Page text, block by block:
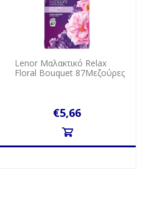
Lenor Mαλακτικό Relax
Floral Bouquet 87Mεζούρες
€5,66